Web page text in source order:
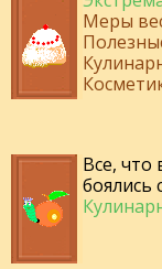
Меры
Все, что
боялись